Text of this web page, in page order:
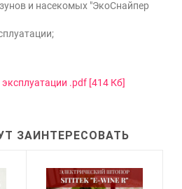
и насекомых "ЭкоСнайпер
.pdf [414 Кб]
ЗАИНТЕРЕСОВАТЬ